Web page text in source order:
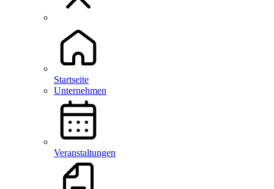
Startseite
Unternehmen
Veranstaltungen